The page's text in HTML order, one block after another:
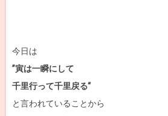
今日は
”寅は一瞬にして
千里行って千里戻る”
と言われていることから